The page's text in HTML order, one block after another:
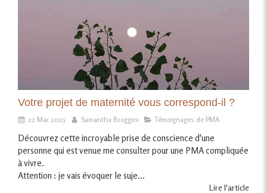
Votre projet de maternité vous correspond-il ?
22 Mar 2025 Samantha Broggini Témoignages de PMA
Découvrez cette incroyable prise de conscience d'une
personne qui est venue me consulter pour une PMA compliquée
à vivre.
Attention : je vais évoquer le suje...
Lire l'article